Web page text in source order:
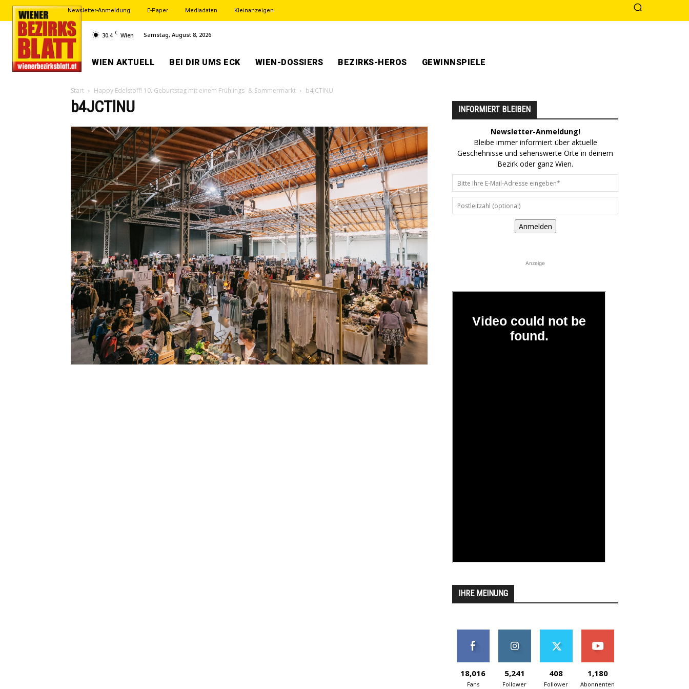
Newsletter-Anmeldung E-Paper Mediadaten Kleinanzeigen
30.4 C Wien Samstag, August 8, 2026
WIEN AKTUELL BEI DIR UMS ECK WIEN-DOSSIERS BEZIRKS-HEROS GEWINNSPIELE
Start Happy Edelstoff! 10. Geburtstag mit einem Frühlings- & Sommermarkt b4JCTlNU
b4JCTlNU INFORMIERT BLEIBEN
Newsletter-Anmeldung!
Bleibe immer informiert über aktuelle
Geschehnisse und sehenswerte Orte in deinem
Bezirk oder ganz Wien.
Anmelden
Anzeige
IHRE MEINUNG
18,016
Fans
5,241
Follower
408
Follower
1,180
Abonnenten